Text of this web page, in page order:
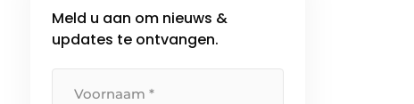
Meld u aan om nieuws &
updates te ontvangen.